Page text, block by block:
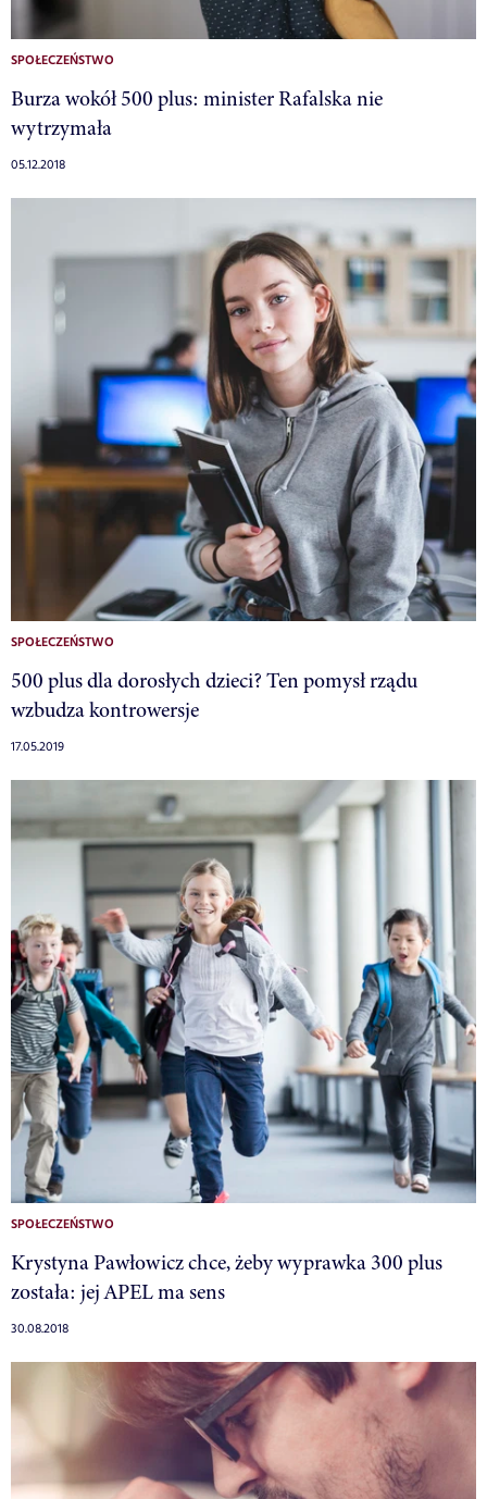
SPOŁECZEŃSTWO
Burza wokół 500 plus: minister Rafalska nie
wytrzymała
05.12.2018
SPOŁECZEŃSTWO
500 plus dla dorosłych dzieci? Ten pomysł rządu
wzbudza kontrowersje
17.05.2019
SPOŁECZEŃSTWO
Krystyna Pawłowicz chce, żeby wyprawka 300 plus
została: jej APEL ma sens
30.08.2018